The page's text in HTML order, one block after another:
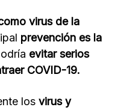
virus de la
prevención es la
evitar serios
COVID-19.
los virus y